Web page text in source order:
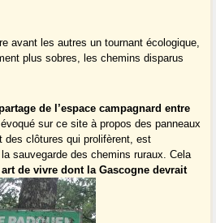
avant les autres un tournant écologique,
plus sobres, les chemins disparus
de l’espace campagnard entre
sur ce site à propos des panneaux
des clôtures qui prolifèrent, est
sauvegarde des chemins ruraux. Cela
de vivre dont la Gascogne devrait